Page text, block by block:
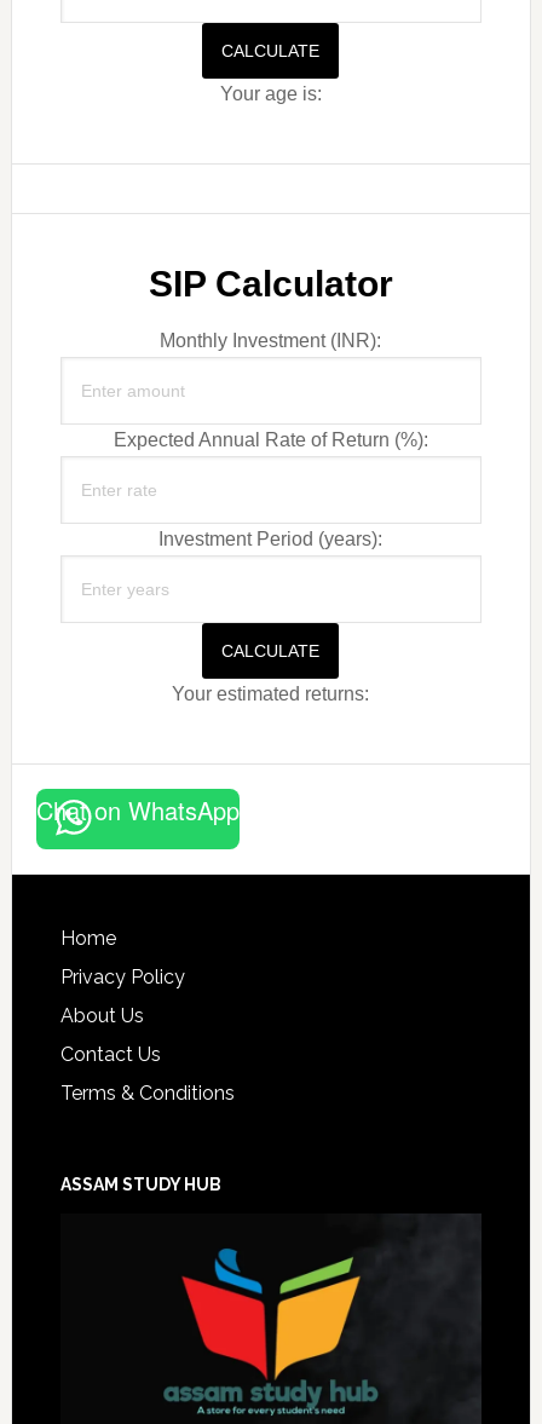
CALCULATE
Your age is:
SIP Calculator
Monthly Investment (INR):
Expected Annual Rate of Return (%):
Investment Period (years):
CALCULATE
Your estimated returns:
Chat on WhatsApp
Footer
Home
Privacy Policy
About Us
Contact Us
Terms & Conditions
ASSAM STUDY HUB